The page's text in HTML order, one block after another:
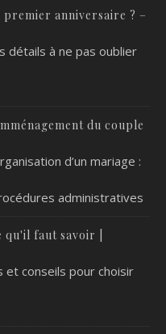
premier anniversaire ? –
détails à ne pas oublier
du couple
d’un mariage :
administratives
faut savoir |
et conseils pour choisir